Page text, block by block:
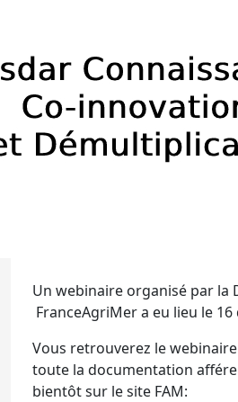
Un webinaire organisé par la
FranceAgriMer a eu lieu le
Vous retrouverez le
toute la documentation
bientôt sur le site FAM: